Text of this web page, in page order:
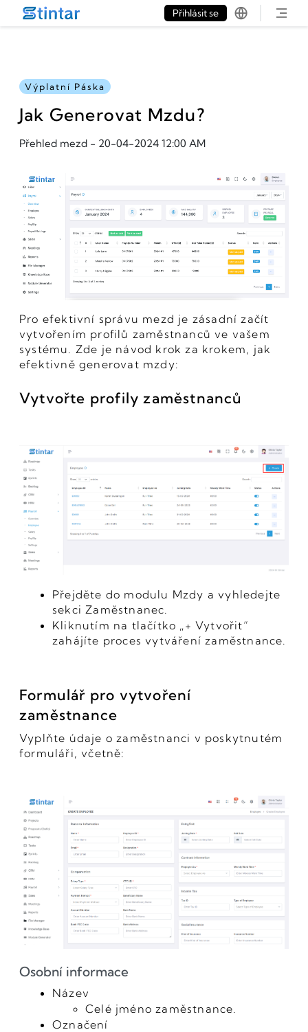
put google tag in file
Přihlásit se
Výplatní Páska
Jak Generovat Mzdu?
Přehled mezd - 20-04-2024 12:00 AM
Pro efektivní správu mezd je zásadní začít
vytvořením profilů zaměstnanců ve vašem
systému. Zde je návod krok za krokem, jak
efektivně generovat mzdy:
Vytvořte profily zaměstnanců
Přejděte do modulu Mzdy a vyhledejte
sekci Zaměstnanec.
Kliknutím na tlačítko „+ Vytvořit“
zahájíte proces vytváření zaměstnance.
Formulář pro vytvoření
zaměstnance
Vyplňte údaje o zaměstnanci v poskytnutém
formuláři, včetně:
Osobní informace
Název
Celé jméno zaměstnance.
Označení